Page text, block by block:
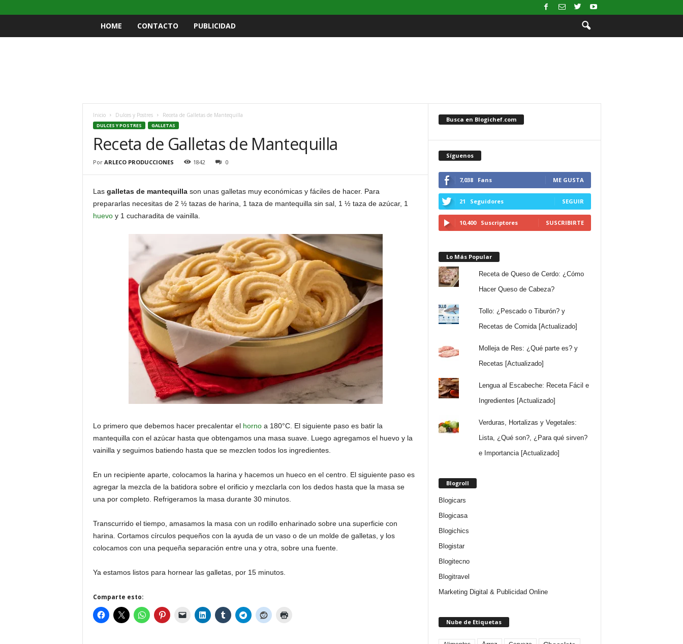
HOME CONTACTO PUBLICIDAD
Inicio Dulces y Postres Receta de Galletas de Mantequilla
DULCES Y POSTRES GALLETAS
Receta de Galletas de Mantequilla
Por ARLECO PRODUCCIONES 1842 0
Las galletas de mantequillason unas galletas muy económicas y fáciles de hacer. Para
prepararlas necesitas de 2 ½ tazas de harina, 1 taza de mantequilla sin sal, 1 ½ taza de azúcar, 1
huevoy 1 cucharadita de vainilla.
Lo primero que debemos hacer precalentar el hornoa 180°C. El siguiente paso es batir la
mantequilla con el azúcar hasta que obtengamos una masa suave. Luego agregamos el huevo y la
vainilla y seguimos batiendo hasta que se mezclen todos los ingredientes.
En un recipiente aparte, colocamos la harina y hacemos un hueco en el centro. El siguiente paso es
agregar la mezcla de la batidora sobre el orificio y mezclarla con los dedos hasta que la masa se
una por completo. Refrigeramos la masa durante 30 minutos.
Transcurrido el tiempo, amasamos la masa con un rodillo enharinado sobre una superficie con
harina. Cortamos círculos pequeños con la ayuda de un vaso o de un molde de galletas, y los
colocamos con una pequeña separación entre una y otra, sobre una fuente.
Ya estamos listos para hornear las galletas, por 15 minutos.
Comparte esto:
Busca en Blogichef.com
Síguenos
7,038 Fans ME GUSTA
21 Seguidores SEGUIR
10,400 Suscriptores SUSCRIBIRTE
Lo Más Popular
Receta de Queso de Cerdo: ¿Cómo
Hacer Queso de Cabeza?
Tollo: ¿Pescado o Tiburón? y
Recetas de Comida [Actualizado]
Molleja de Res: ¿Qué parte es? y
Recetas [Actualizado]
Lengua al Escabeche: Receta Fácil e
Ingredientes [Actualizado]
Verduras, Hortalizas y Vegetales:
Lista, ¿Qué son?, ¿Para qué sirven?
e Importancia [Actualizado]
Blogroll
Blogicars
Blogicasa
Blogichics
Blogistar
Blogitecno
Blogitravel
Marketing Digital & Publicidad Online
Nube de Etiquetas